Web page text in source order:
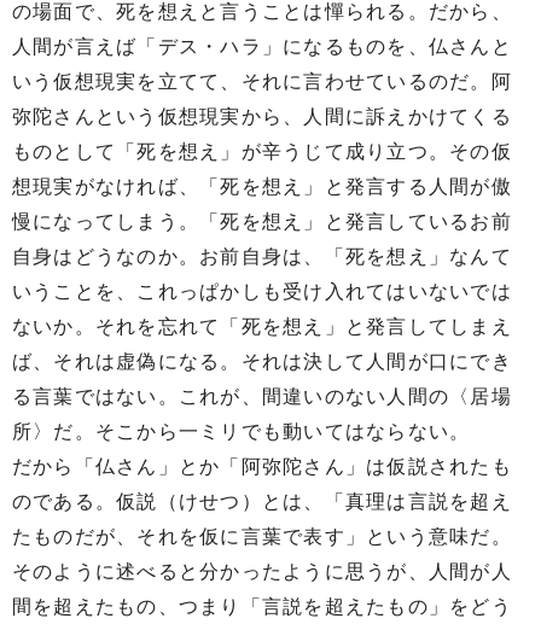
の場面で、死を想えと言うことは憚られる。だから、
人間が言えば「デス・ハラ」になるものを、仏さんと
いう仮想現実を立てて、それに言わせているのだ。阿
弥陀さんという仮想現実から、人間に訴えかけてくる
ものとして「死を想え」が辛うじて成り立つ。その仮
想現実がなければ、「死を想え」と発言する人間が傲
慢になってしまう。「死を想え」と発言しているお前
自身はどうなのか。お前自身は、「死を想え」なんて
いうことを、これっぱかしも受け入れてはいないでは
ないか。それを忘れて「死を想え」と発言してしまえ
ば、それは虚偽になる。それは決して人間が口にでき
る言葉ではない。これが、間違いのない人間の〈居場
所〉だ。そこから一ミリでも動いてはならない。
だから「仏さん」とか「阿弥陀さん」は仮説されたも
のである。仮説（けせつ）とは、「真理は言説を超え
たものだが、それを仮に言葉で表す」という意味だ。
そのように述べると分かったように思うが、人間が人
間を超えたもの、つまり「言説を超えたもの」をどう